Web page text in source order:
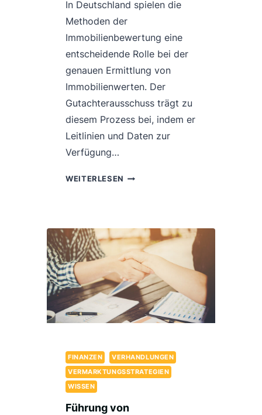
In Deutschland spielen die
Methoden der
Immobilienbewertung eine
entscheidende Rolle bei der
genauen Ermittlung von
Immobilienwerten. Der
Gutachterausschuss trägt zu
diesem Prozess bei, indem er
Leitlinien und Daten zur
Verfügung…
WEITERLESEN DIE
ANHAND
DER
ERGEBNISSE
DES
GUTACHTERAUSSCHUSSES
UNTERSUCHEN
FINANZEN
VERHANDLUNGEN
VERMARKTUNGSSTRATEGIEN
WISSEN
Führung von